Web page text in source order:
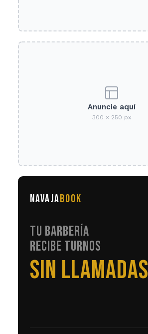
Anuncie aquí
300 × 250 px
NAVAJABOOK
TU BARBERÍA
RECIBE TURNOS
EN AUTOMÁTICO